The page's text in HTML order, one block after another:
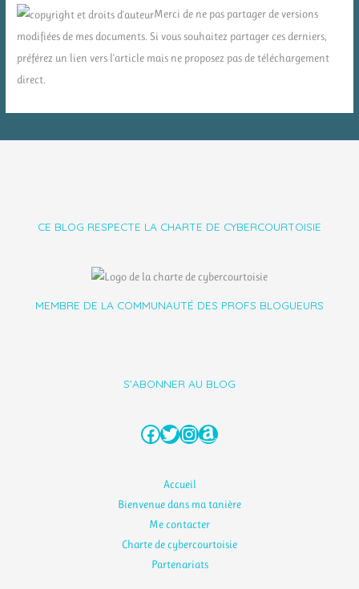
Merci de ne pas partager de versions
modifiées de mes documents. Si vous souhaitez partager ces derniers,
préférez un lien vers l'article mais ne proposez pas de téléchargement
direct.
CE BLOG RESPECTE LA CHARTE DE CYBERCOURTOISIE
MEMBRE DE LA COMMUNAUTÉ DES PROFS BLOGUEURS
S'ABONNER AU BLOG
Facebook
Twitter
Instagram
Amazon
Accueil
Bienvenue dans ma tanière
Me contacter
Charte de cybercourtoisie
Partenariats